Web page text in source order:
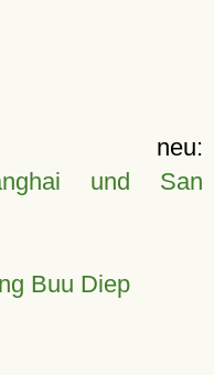
und San
Buu Diep